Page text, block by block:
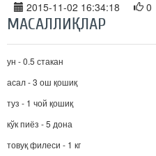
2015-11-02 16:34:18 0
МАСАЛЛИҚЛАР
ун - 0.5 стакан
асал - 3 ош қошиқ
туз - 1 чой қошиқ
кўк пиёз - 5 дона
товуқ филеси - 1 кг